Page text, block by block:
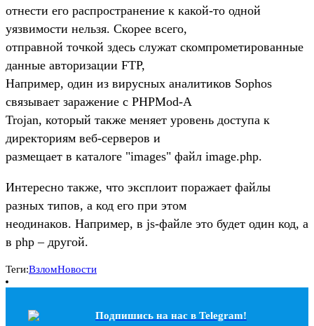
отнести его распространение к какой-то одной
уязвимости нельзя. Скорее всего,
отправной точкой здесь служат скомпрометированные
данные авторизации FTP,
Например, один из вирусных аналитиков Sophos
связывает заражение с PHPMod-A
Trojan, который также меняет уровень доступа к
директориям веб-серверов и
размещает в каталоге "images" файл image.php.
Интересно также, что эксплоит поражает файлы
разных типов, а код его при этом
неодинаков. Например, в js-файле это будет один код, а
в php – другой.
Теги:ВзломНовости
Подпишись на наc в Telegram!